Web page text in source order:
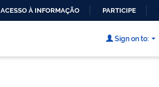
CONTEÚDO
ACESSO À INFORMAÇÃO PARTICIPE
Sign on to: